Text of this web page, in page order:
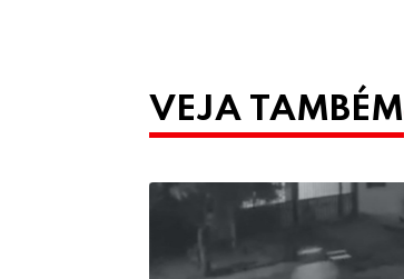
VEJA TAMBÉM